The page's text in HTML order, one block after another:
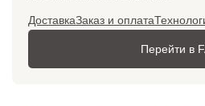
ДоставкаЗаказ и оплата
Перейти в